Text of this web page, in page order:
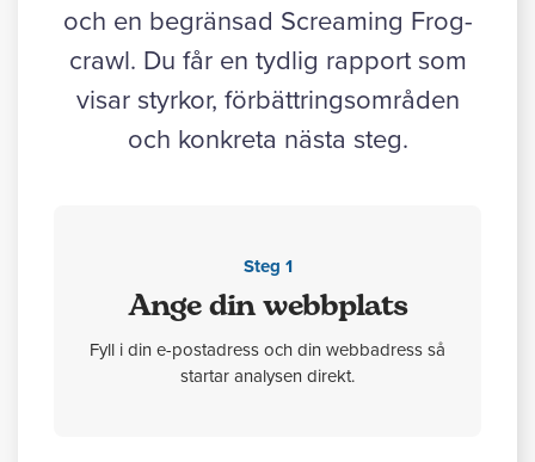
och en begränsad Screaming Frog-
crawl. Du får en tydlig rapport som
visar styrkor, förbättringsområden
och konkreta nästa steg.
Steg 1
Ange din webbplats
Fyll i din e-postadress och din webbadress så
startar analysen direkt.